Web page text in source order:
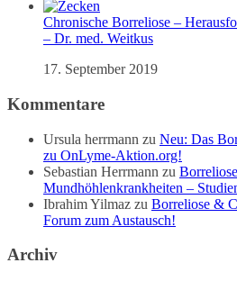
Chronische Borreliose –
– Dr. med. Weitkus
17. September 2019
Kommentare
Ursula herrmann zu Neu: Das
zu OnLyme-Aktion.org!
Sebastian Herrmann zu
Mundhöhlenkrankheiten –
Ibrahim Yilmaz zu Borreliose &
Forum zum Austausch!
Archiv